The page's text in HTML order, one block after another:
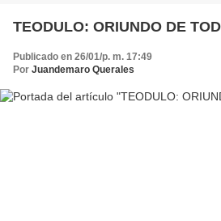
TEODULO: ORIUNDO DE
Publicado en 26/01/p. m. 17:49
Por Juandemaro Querales